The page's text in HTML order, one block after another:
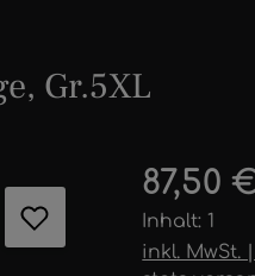
Gr.5XL
Regulärer
87,50
Inhalt: 1
inkl.